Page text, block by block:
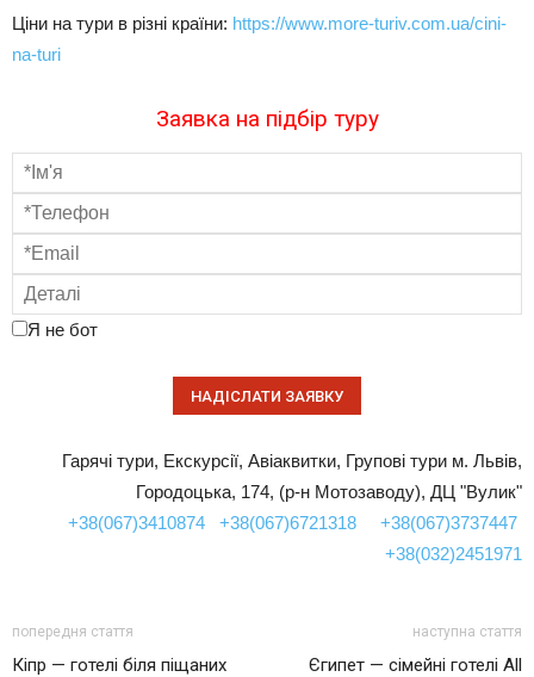
Ціни на тури в різні країни: https://www.more-turiv.com.ua/cini-
na-turi
Заявка на підбір туру
Я не бот
Гарячі тури, Екскурсії, Авіаквитки, Групові тури м. Львів,
Городоцька, 174, (р-н Мотозаводу), ДЦ "Вулик"
+38(067)3410874
+38(067)6721318
+38(067)3737447
+38(032)2451971
попередня стаття
Кіпр — готелі біля піщаних
наступна стаття
Єгипет — сімейні готелі All